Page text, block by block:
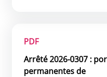
PDF
Arrêté 2026-0307 :
permanentes de